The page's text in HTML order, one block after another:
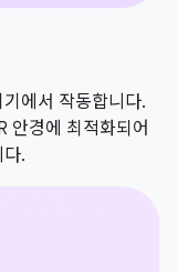
에서 작동합니다.
안경에 최적화되어
.